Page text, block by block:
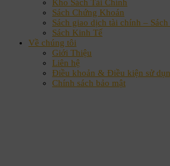
Kho Sách Tài Chính
Sách Chứng Khoán
Sách giao dịch tài chính –
Sách Kinh Tế
Về chúng tôi
Giới Thiệu
Liên hệ
Điều khoản & Điều kiện sử
Chính sách bảo mật